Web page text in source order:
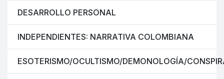
DESARROLLO PERSONAL
INDEPENDIENTES: NARRATIVA COLOMBIANA
ESOTERISMO/OCULTISMO/DEMONOLOGÍA/